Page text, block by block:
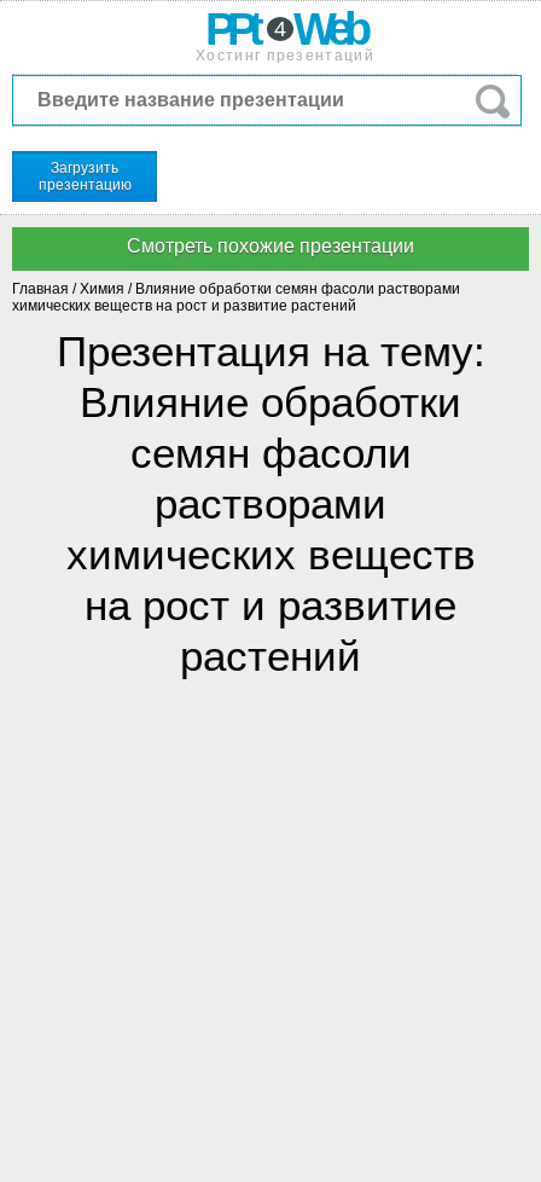
PPt 4 Web
Хостинг презентаций
Загрузить
презентацию
Главная /Химия / Влияние обработки семян фасоли растворами
химических веществ на рост и развитие растений
Презентация на тему:
Влияние обработки
семян фасоли
растворами
химических веществ
на рост и развитие
растений